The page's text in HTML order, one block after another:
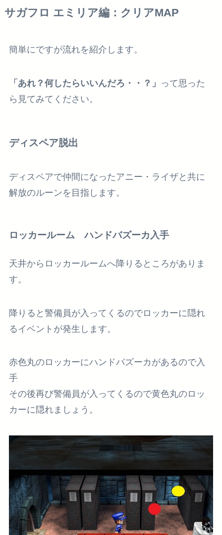
サガフロ エミリア編：クリアMAP
簡単にですが流れを紹介します。
「あれ？何したらいいんだろ・・？」 って思った
ら見てみてください。
ディスペア脱出
ディスペアで仲間になったアニー・ライザと共に
解放のルーンを目指します。
ロッカールーム ハンドバズーカ入手
天井からロッカールームへ降りるところがありま
す。
降りると警備員が入ってくるのでロッカーに隠れ
るイベントが発生します。
赤色丸のロッカーにハンドバズーカがあるので入
手
その後再び警備員が入ってくるので黄色丸のロッ
カーに隠れましょう。